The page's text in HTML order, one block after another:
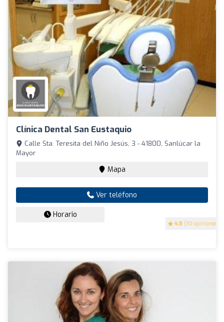
Clínica Dental San Eustaquio
4.8 (30 opiniones)
Calle Sta. Teresita del Niño Jesús, 3 - 41800, Sanlúcar la
Mayor
Mapa
Ver teléfono
Horario